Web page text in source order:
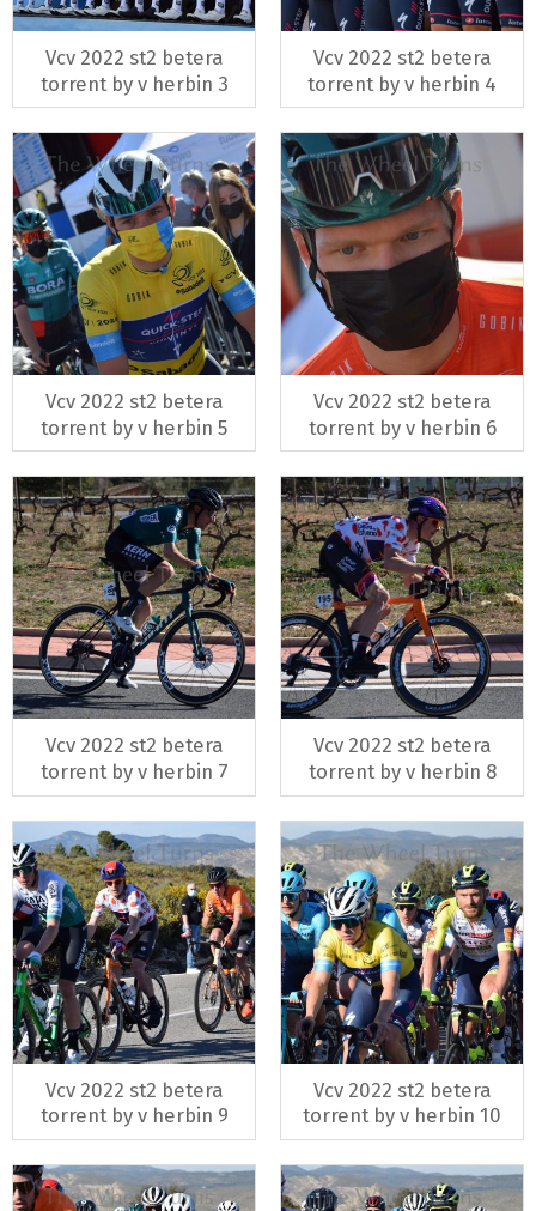
Vcv 2022 st2 betera
torrent by v herbin 3
Vcv 2022 st2 betera
torrent by v herbin 4
Vcv 2022 st2 betera
torrent by v herbin 5
Vcv 2022 st2 betera
torrent by v herbin 6
Vcv 2022 st2 betera
torrent by v herbin 7
Vcv 2022 st2 betera
torrent by v herbin 8
Vcv 2022 st2 betera
torrent by v herbin 9
Vcv 2022 st2 betera
torrent by v herbin 10